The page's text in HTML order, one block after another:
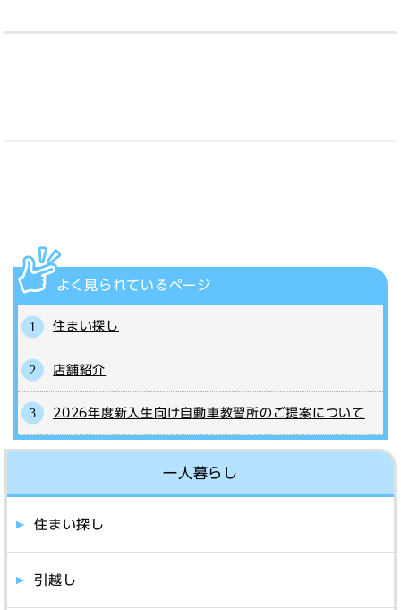
一人暮らし
住まい探し
引越し
よく見られているページ
住まい探し
店舗紹介
2026年度新入生向け自動車教習所のご提案について